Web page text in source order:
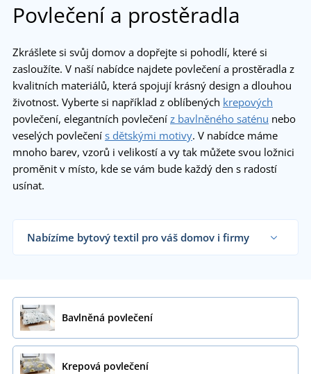
Povlečení a prostěradla
Zkrášlete si svůj domov a dopřejte si pohodlí, které si
zasloužíte. V naší nabídce najdete povlečení a prostěradla z
kvalitních materiálů, která spojují krásný design a dlouhou
životnost. Vyberte si například z oblíbených krepových
povlečení, elegantních povlečení z bavlněného saténu nebo
veselých povlečení s dětskými motivy. V nabídce máme
mnoho barev, vzorů i velikostí a vy tak můžete svou ložnici
proměnit v místo, kde se vám bude každý den s radostí
usínat.
Nabízíme bytový textil pro váš domov i firmy
Bavlněná povlečení
Krepová povlečení